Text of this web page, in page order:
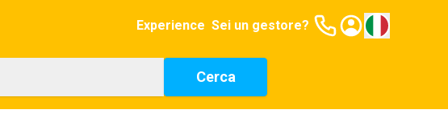
Experience Sei un gestore?
Cerca